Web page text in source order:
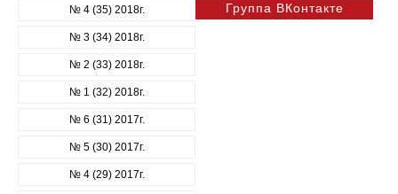
№ 4 (35) 2018г.
№ 3 (34) 2018г.
№ 2 (33) 2018г.
№ 1 (32) 2018г.
№ 6 (31) 2017г.
№ 5 (30) 2017г.
№ 4 (29) 2017г.
Группа ВКонтакте